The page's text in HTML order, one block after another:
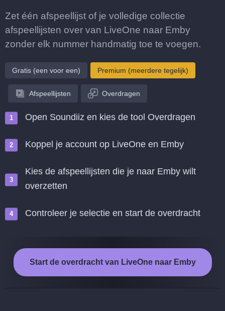
Zet één afspeellijst of je volledige collectie
afspeellijsten over van LiveOne naar Emby
zonder elk nummer handmatig toe te voegen.
Gratis (een voor een) Premium (meerdere tegelijk)
Afspeellijsten Overdragen
Open Soundiiz en kies de tool Overdragen
Koppel je account op LiveOne en Emby
Kies de afspeellijsten die je naar Emby wilt
overzetten
Controleer je selectie en start de overdracht
Start de overdracht van LiveOne naar Emby